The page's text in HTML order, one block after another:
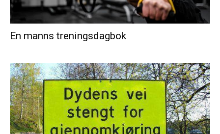
En manns treningsdagbok